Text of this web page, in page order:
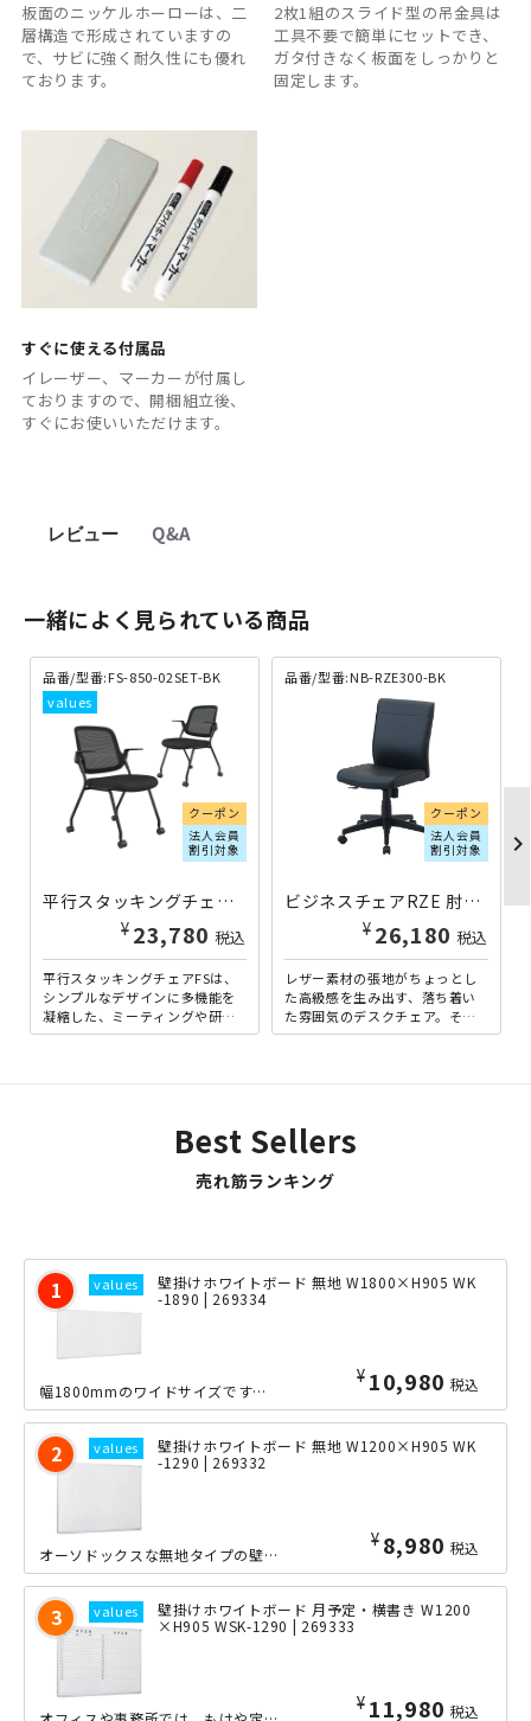
板面のニッケルホーローは、二
層構造で形成されていますの
で、サビに強く耐久性にも優れ
ております。
2枚1組のスライド型の吊金具は
工具不要で簡単にセットでき、
ガタ付きなく板面をしっかりと
固定します。
すぐに使える付属品
イレーザー、マーカーが付属し
ておりますので、開梱組立後、
すぐにお使いいただけます。
レビュー Q&A
一緒によく見られている商品
品番/型番:FS-850-02SET-BK
クーポン
法人会員
割引対象
平行スタッキングチェアFS 2脚セット ブラック FS-850-02SET-BK | 416546
¥ 23,780 税込
平行スタッキングチェアFSは、
シンプルなデザインに多機能を
凝縮した、ミーティングや研修
に最適なチェアです。スタッキ
品番/型番:NB-RZE300-BK
クーポン
法人会員
割引対象
ビジネスチェアRZE 肘無し ブラック ←旧ワークレザー NB-RZE300-BK | 583714
¥ 26,180 税込
レザー素材の張地がちょっとし
た高級感を生み出す、落ち着い
た雰囲気のデスクチェア。その
シンプルでスタイリッシュな外
chevron_right
Best Sellers
売れ筋ランキング
壁掛けホワイトボード 無地 W1800×H905 WK
-1890 | 269334
¥ 10,980 税込
幅1800mmのワイドサイズですので、大人数の会議等にも最適な壁掛けホワイトボー...
壁掛けホワイトボード 無地 W1200×H905 WK
-1290 | 269332
¥ 8,980 税込
オーソドックスな無地タイプの壁掛けホワイトボードを大特価でご提供いたします。ミー...
壁掛けホワイトボード 月予定・横書き W1200
×H905 WSK-1290 | 269333
¥ 11,980 税込